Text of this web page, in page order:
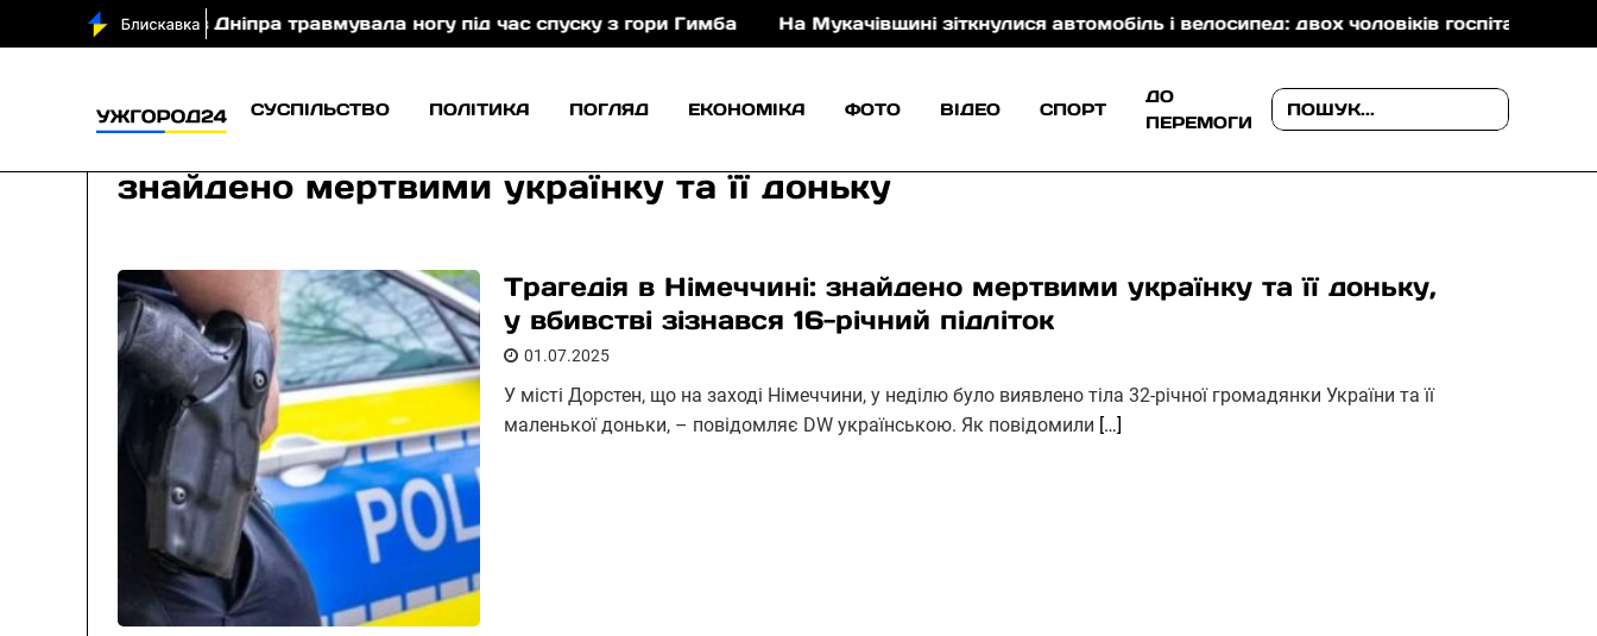
туристка з Дніпра травмувала ногу під час спуску з гори Гимба На Мукачівщині зіткнулися автомобіль і велосипед: двох чоловіків госпіталізували
СУСПІЛЬСТВО ПОЛІТИКА ПОГЛЯД ЕКОНОМІКА ФОТО ВІДЕО СПОРТ
ДО
ПЕРЕМОГИ
знайдено мертвими українку та її доньку
Трагедія в Німеччині: знайдено мертвими українку та її доньку,
у вбивстві зізнався 16-річний підліток
01.07.2025
У місті Дорстен, що на заході Німеччини, у неділю було виявлено тіла 32-річної громадянки України та її
маленької доньки, – повідомляє DW українською. Як повідомили […]